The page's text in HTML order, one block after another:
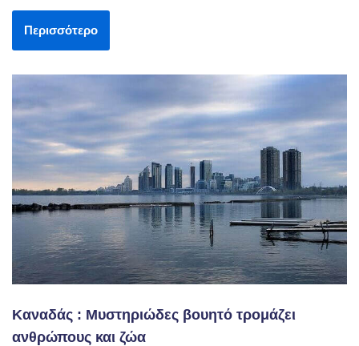
Περισσότερο
Καναδάς : Μυστηριώδες βουητό τρομάζει
ανθρώπους και ζώα